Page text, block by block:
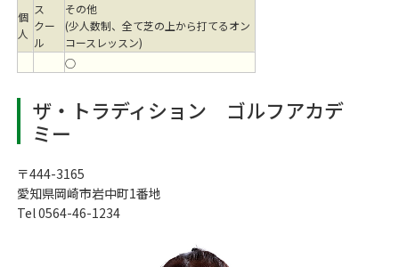
個
人
ス
クー
ル
その他
(少人数制、全て芝の上から打てるオン
コースレッスン)
○
ザ・トラディション ゴルフアカデ
ミー
〒444-3165
愛知県岡崎市岩中町1番地
Tel 0564-46-1234